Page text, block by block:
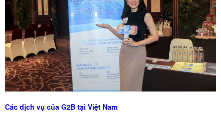
Các dịch vụ của G2B tại Việt Nam